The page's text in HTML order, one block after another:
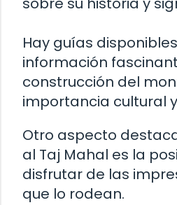
Hay guías
información
construcción del
importancia cultural
Otro aspecto
al Taj Mahal es la
disfrutar de las
que lo rodean.